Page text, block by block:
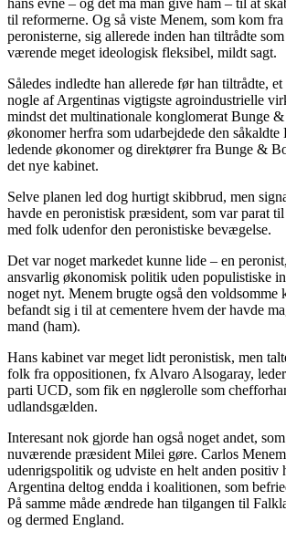
hans evne – og det må man give ham – til at
til reformerne. Og så viste Menem, som kom
peronisterne, sig allerede inden han tiltrådte
værende meget ideologisk fleksibel, mildt sagt.
Således indledte han allerede før han tiltrådte, et
nogle af Argentinas vigtigste agroindustrielle
mindst det multinationale konglomerat Bunge
økonomer herfra som udarbejdede den
ledende økonomer og direktører fra Bunge &
det nye kabinet.
Selve planen led dog hurtigt skibbrud, men
havde en peronistisk præsident, som var parat til
med folk udenfor den peronistiske bevægelse.
Det var noget markedet kunne lide – en
ansvarlig økonomisk politik uden populistiske
noget nyt. Menem brugte også den voldsomme
befandt sig i til at cementere hvem der havde
mand (ham).
Hans kabinet var meget lidt peronistisk, men
folk fra oppositionen, fx Alvaro Alsogaray,
parti UCD, som fik en nøglerolle som
udlandsgælden.
Interesant nok gjorde han også noget andet,
nuværende præsident Milei gøre. Carlos
udenrigspolitik og udviste en helt anden
Argentina deltog endda i koalitionen, som
På samme måde ændrede han tilgangen til
og dermed England.